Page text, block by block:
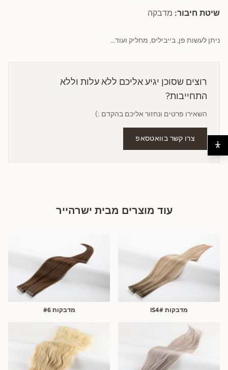
שיטת חיבור: מדבקה
ניתן לעשות פן, בייביליס, מחליק ועוד…
רוצים שסוכן יגיע אליכם ללא עלות וללא
התחייבות?
השאירו פרטים ונחזור אליכם בהקדם :)
צרו קשר בוואטסאפ
עוד מוצרים מבית ישרהייר
מדבקות IS4# מדבקות #6